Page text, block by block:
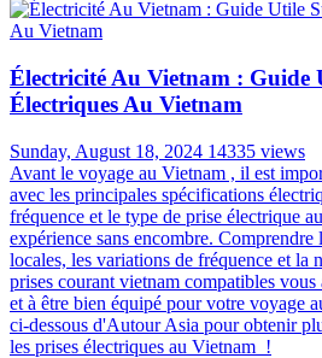
Électricité Au Vietnam : Guide
Électriques Au Vietnam
Sunday, August 18, 2024 14335 views
Avant le voyage au Vietnam , il est
avec les principales spécifications
fréquence et le type de prise électrique
expérience sans encombre. Comprendre
locales, les variations de fréquence et la
prises courant vietnam compatibles
et à être bien équipé pour votre voyage
ci-dessous d'Autour Asia pour obtenir
les prises électriques au Vietnam !